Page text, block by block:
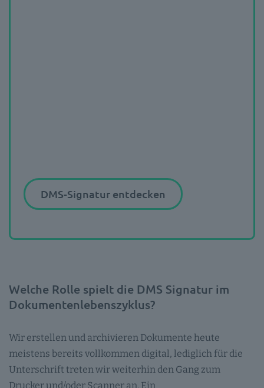
DMS-Signatur entdecken
Welche Rolle spielt die DMS Signatur im
Dokumentenlebenszyklus?
Wir erstellen und archivieren Dokumente heute
meistens bereits vollkommen digital, lediglich für die
Unterschrift treten wir weiterhin den Gang zum
Drucker und/oder Scanner an. Ein